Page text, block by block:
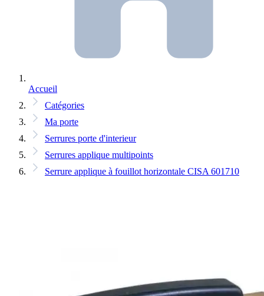
Accueil
Catégories
Ma porte
Serrures porte d'interieur
Serrures applique multipoints
Serrure applique à fouillot horizontale CISA 601710